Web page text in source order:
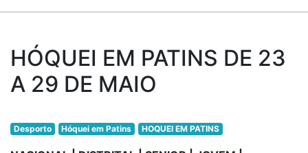
HÓQUEI EM PATINS DE 23
A 29 DE MAIO
Desporto Hóquei em Patins HOQUEI EM PATINS